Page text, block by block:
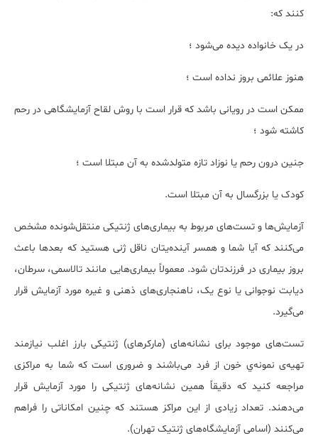
کنند که:
در یک خانواده دیده می‌شود ؛
هنوز علائمی بروز نداده است ؛
ممکن است در رویانی باشد که قرار است با روش لقاح آزمایشگاهی در رحم
کاشته شود ؛
جنین درون رحم یا نوزاد تازه متولدشده به آن مبتلا است ؛
کودک یا بزرگسال به آن مبتلا است.
آزمایش‌ها و تست‌های مربوط به بیماری‌های ژنتیکی منتقل‌شونده مشخص
می‌کنند که آیا شما و همسر آینده‌یتان ناقل ژنی هستید که بعدها باعث
بروز بیماری در فرزندتان شود. معمولاً بیماری‌هایی مانند تالاسمی، سرطان،
دیابت نوجوانی یا نوع یک، ناهنجاری‌های ذهنی و غیره مورد آزمایش قرار
می‌گیرد.
تست‌های موجود برای نشانه‌های (مارکرهای) ژنتیکی بارز اغلب نیازمند
تهیه‌ی نمونه‌ي خون از فرد می‌باشند و ضروری است که شما به مراکزی
مراجعه کنید که دقیقاً همین نشانه‌های ژنتیکی را مورد آزمایش قرار
می‌دهند. تعداد زیادی از این مراکز هستند که چنین امکاناتی را فراهم
می‌کنند (اسامی آزمایشگاه‌های ژنتیک تهران).